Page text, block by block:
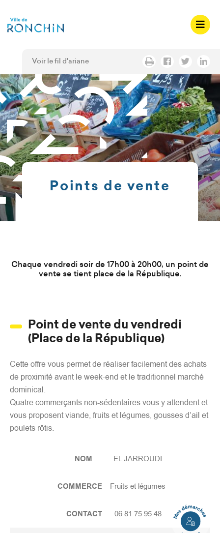
r
a
u
m
e
n
A
c
c
d
Mes
démarches
Voir le fil d'ariane
Points de vente
Chaque vendredi soir de 17h00 à 20h00, un point de
vente se tient place de la République.
Point de vente du vendredi
(Place de la République)
Cette offre vous permet de réaliser facilement des achats
de proximité avant le week-end et le traditionnel marché
dominical.
Quatre commerçants non-sédentaires vous y attendent et
vous proposent viande, fruits et légumes, gousses d’ail et
poulets rôtis.
NOM EL JARROUDI
COMMERCE Fruits et légumes
CONTACT 06 81 75 95 48